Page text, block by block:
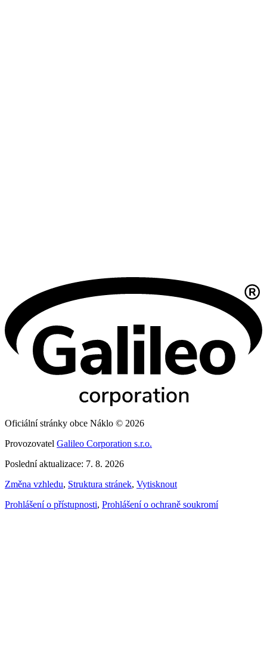
Oficiální stránky obce Náklo © 2026
Provozovatel Galileo Corporation s.r.o.
Poslední aktualizace: 7. 8. 2026
Změna vzhledu, Struktura stránek, Vytisknout
Prohlášení o přístupnosti, Prohlášení o ochraně soukromí